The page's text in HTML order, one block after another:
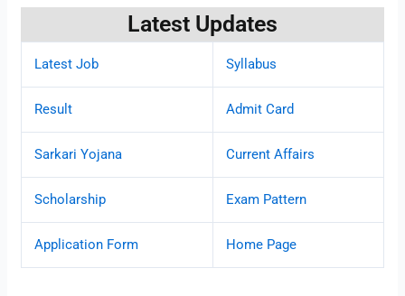
Latest Updates
Latest Job Syllabus
Result Admit Card
Sarkari Yojana Current Affairs
Scholarship Exam Pattern
Application Form Home Page